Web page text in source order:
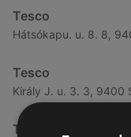
Tesco
Hátsókapu. u. 8. 8,
Tesco
Király J. u. 3. 3, 9400
Tesco